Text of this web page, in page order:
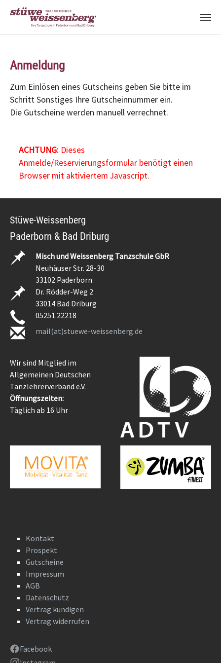
Anmeldung
Zum Einlösen eines Gutscheins geben Sie bitte im
Schritt Sonstiges Ihre Gutscheinnummer ein.
Die Gutscheine werden manuell verrechnet.
ACHTUNG:Dieses
Anmelde/Reservierungsformular benötigt einen
Browser mit aktiviertem Javascript.
Stüwe-Weissenberg
Paderborn & Bad Driburg
Misch und Weissenberg Tanzschule GbR
Neuhäuser Str. 28-30
33102 Paderborn
Dr. Rödder-Weg 2
33014 Bad Driburg
05251.22218
mail(at)stuewe-weissenberg.de
Wir sind Mitglied im
Allgemeinen Deutschen
Tanzlehrerverband e.V.
Öffnungszeiten:
Täglich ab 16 Uhr
Kontakt
Prospekt
Gutscheine
Impressum
AGB
Datenschutz
Vertrag kündigen
Vertrag widerrufen
Facebook